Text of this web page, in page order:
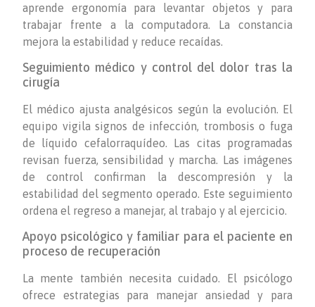
aprende ergonomía para levantar objetos y para
trabajar frente a la computadora. La constancia
mejora la estabilidad y reduce recaídas.
Seguimiento médico y control del dolor tras la
cirugía
El médico ajusta analgésicos según la evolución. El
equipo vigila signos de infección, trombosis o fuga
de líquido cefalorraquídeo. Las citas programadas
revisan fuerza, sensibilidad y marcha. Las imágenes
de control confirman la descompresión y la
estabilidad del segmento operado. Este seguimiento
ordena el regreso a manejar, al trabajo y al ejercicio.
Apoyo psicológico y familiar para el paciente en
proceso de recuperación
La mente también necesita cuidado. El psicólogo
ofrece estrategias para manejar ansiedad y para